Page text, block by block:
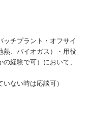
ッチプラント・オフサイ
熱、バイオガス）・用役
経験で可）において、
ない時は応談可）